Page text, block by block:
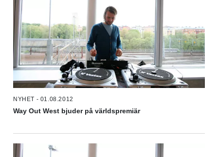
NYHET - 01.08.2012
Way Out West bjuder på världspremiär